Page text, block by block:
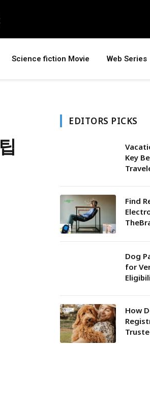
Science fiction Movie Web Series
EDITORS PICKS
Key
Find
Dog
for
How